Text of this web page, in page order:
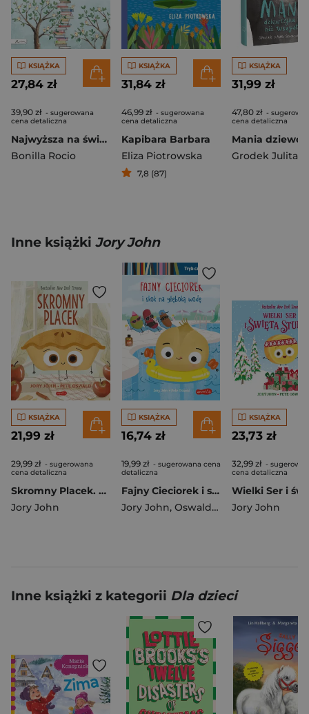
KSIĄŻKA
27,84 zł
39,90 zł - sugerowana
cena detaliczna
Najwyższa na świecie wieża z książek
Bonilla Rocio
KSIĄŻKA
31,84 zł
46,99 zł - sugerowana
cena detaliczna
Kapibara Barbara
Eliza Piotrowska
7,8 (87)
KSIĄŻKA
31,99 zł
47,80 zł -
cena detaliczna
Grodek Julita
Inne książki Jory John
KSIĄŻKA
21,99 zł
29,99 zł - sugerowana
cena detaliczna
Skromny Placek. Smaczna Banda i emocje
Jory John
KSIĄŻKA
16,74 zł
19,99 zł - sugerowana cena
detaliczna
Fajny Cieciorek i skok na głęboką wodę. Smaczna Banda i emocje. Tryb czytania
Jory John, Oswald Pete
KSIĄŻKA
23,73 zł
32,99 zł -
cena detaliczna
Jory John
Inne książki z kategorii Dla dzieci